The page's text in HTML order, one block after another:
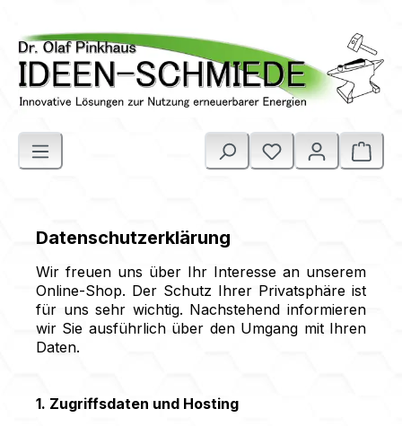
Du hast 0
Datenschutzerklärung
Wir freuen uns über Ihr Interesse an unserem
Online-Shop. Der Schutz Ihrer Privatsphäre ist
für uns sehr wichtig. Nachstehend informieren
wir Sie ausführlich über den Umgang mit Ihren
Daten.
1. Zugriffsdaten und Hosting